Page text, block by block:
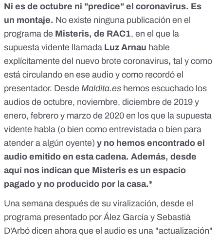
Ni es de octubre ni "predice" el coronavirus. Es
un montaje. No existe ninguna publicación en el
programa de Misteris, de RAC1, en el que la
supuesta vidente llamada Luz Arnau hable
explícitamente del nuevo brote coronavirus, tal y como
está circulando en ese audio y como recordó el
presentador. Desde Maldita.es hemos escuchado los
audios de octubre, noviembre, diciembre de 2019 y
enero, febrero y marzo de 2020 en los que la supuesta
vidente habla (o bien como entrevistada o bien para
atender a algún oyente) y no hemos encontrado el
audio emitido en esta cadena. Además, desde
aquí nos indican que Misteris es un espacio
pagado y no producido por la casa.*
Una semana después de su viralización, desde el
programa presentado por Ález García y Sebastià
D'Arbó dicen ahora que el audio es una "actualización"